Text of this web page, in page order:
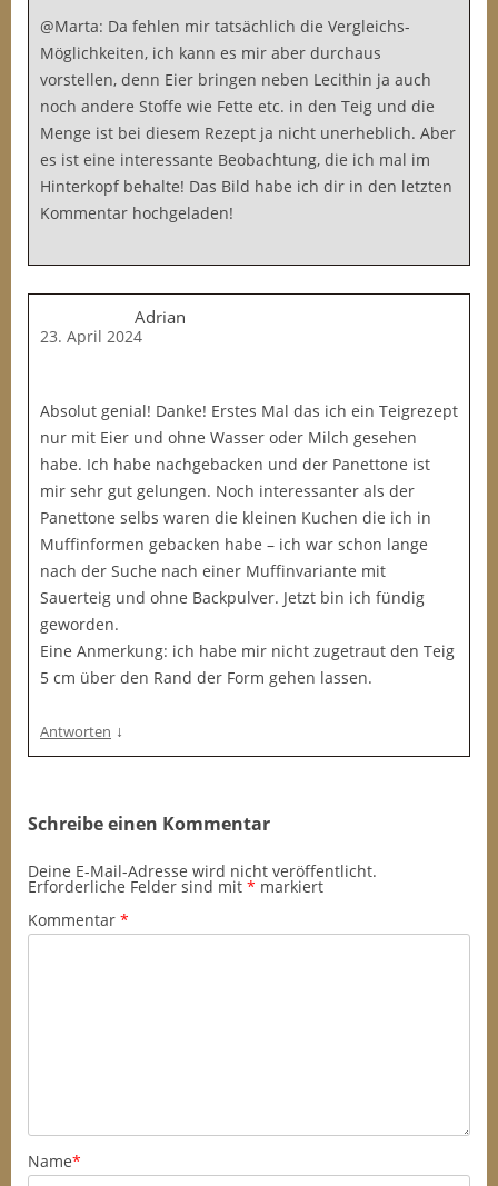
@Marta: Da fehlen mir tatsächlich die Vergleichs-
Möglichkeiten, ich kann es mir aber durchaus
vorstellen, denn Eier bringen neben Lecithin ja auch
noch andere Stoffe wie Fette etc. in den Teig und die
Menge ist bei diesem Rezept ja nicht unerheblich. Aber
es ist eine interessante Beobachtung, die ich mal im
Hinterkopf behalte! Das Bild habe ich dir in den letzten
Kommentar hochgeladen!
Adrian
23. April 2024
Absolut genial! Danke! Erstes Mal das ich ein Teigrezept
nur mit Eier und ohne Wasser oder Milch gesehen
habe. Ich habe nachgebacken und der Panettone ist
mir sehr gut gelungen. Noch interessanter als der
Panettone selbs waren die kleinen Kuchen die ich in
Muffinformen gebacken habe – ich war schon lange
nach der Suche nach einer Muffinvariante mit
Sauerteig und ohne Backpulver. Jetzt bin ich fündig
geworden.
Eine Anmerkung: ich habe mir nicht zugetraut den Teig
5 cm über den Rand der Form gehen lassen.
Antworten ↓
Schreibe einen Kommentar
Deine E-Mail-Adresse wird nicht veröffentlicht.
Erforderliche Felder sind mit * markiert
Kommentar *
Name*